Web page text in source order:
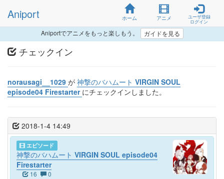
Aniport ホーム アニメ
ユーザ登録
ログイン
Aniportでアニメをもっと楽しもう。 ガイドを見る
チェックイン
norausagi__1029 が 神撃のバハムート VIRGIN SOUL
episode04 Firestarter にチェックインしました。
2018-1-4 14:49
エピソード
神撃のバハムート VIRGIN SOUL episode04
Firestarter
16 0